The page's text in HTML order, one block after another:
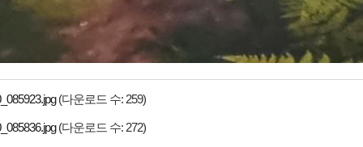
(다운로드 수: 259)
(다운로드 수: 272)